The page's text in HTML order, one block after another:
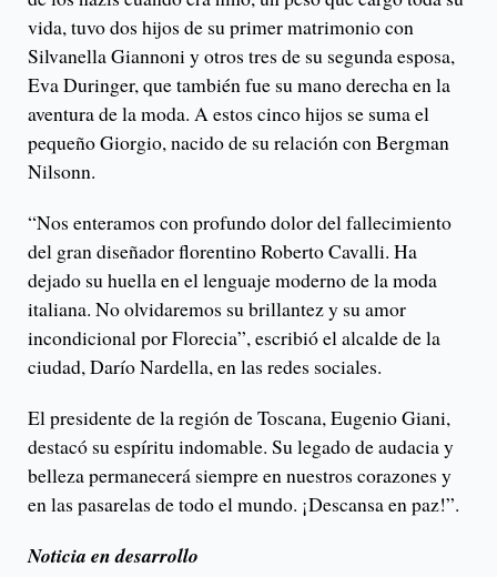
vida, tuvo dos hijos de su primer matrimonio con
Silvanella Giannoni y otros tres de su segunda esposa,
Eva Duringer, que también fue su mano derecha en la
aventura de la moda. A estos cinco hijos se suma el
pequeño Giorgio, nacido de su relación con Bergman
Nilsonn.
“Nos enteramos con profundo dolor del fallecimiento
del gran diseñador florentino Roberto Cavalli. Ha
dejado su huella en el lenguaje moderno de la moda
italiana. No olvidaremos su brillantez y su amor
incondicional por Florecia”, escribió el alcalde de la
ciudad, Darío Nardella, en las redes sociales.
El presidente de la región de Toscana, Eugenio Giani,
destacó su espíritu indomable. Su legado de audacia y
belleza permanecerá siempre en nuestros corazones y
en las pasarelas de todo el mundo. ¡Descansa en paz!”.
Noticia en desarrollo